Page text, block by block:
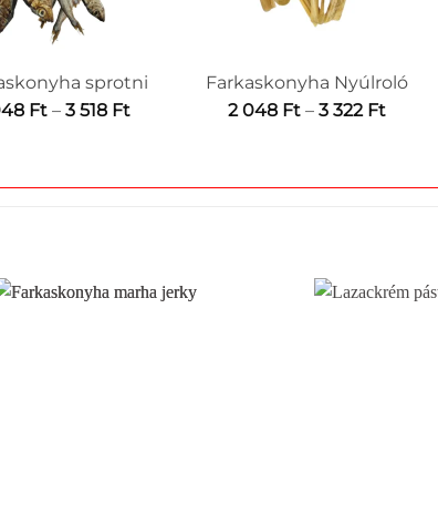
sprotni
Ft – 3 518 FtÁrtartomány:
-
Farkaskonyha Nyúlroló
2 048 Ft – 3 322 Ft
-